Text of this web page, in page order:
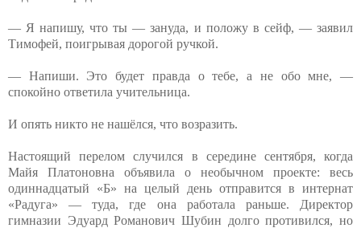
— Я напишу, что ты — зануда, и положу в сейф, — заявил
Тимофей, поигрывая дорогой ручкой.
— Напиши. Это будет правда о тебе, а не обо мне, —
спокойно ответила учительница.
И опять никто не нашёлся, что возразить.
Настоящий перелом случился в середине сентября, когда
Майя Платоновна объявила о необычном проекте: весь
одиннадцатый «Б» на целый день отправится в интернат
«Радуга» — туда, где она работала раньше. Директор
гимназии Эдуард Романович Шубин долго противился, но